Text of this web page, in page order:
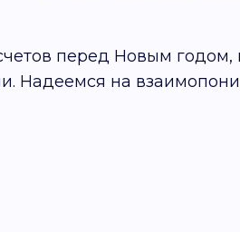
перед Новым годом,
Надеемся на